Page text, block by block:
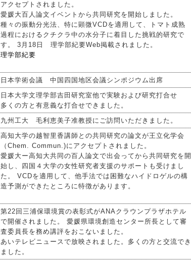
アクセプトされました。
愛媛大百人論文イベントから共同研究を開始しました。
種々の振動分光法、特に顕微VCDを適用して、トマト成熟
過程におけるクチクラ中の水分子に着目した挑戦的研究で
す。 3月18日 理学部紀要Web掲載されました。
理学部紀要
日本学術会議 中国四国地区会議シンポジウム出席
日本大学文理学部吉田研究室他で実験および研究打合せ
多くの方と有意義な打合せできました。
九州工大 毛利恵美子准教授にご訪問いただきました。
高知大学の越智里香講師との共同研究の論文が王立化学会
（Chem. Commun.)にアクセプトされました。
愛媛大ー高知大共同の百人論文で出会ってから共同研究を開
始し、四国４大学の女性研究者支援のサポートも受けまし
た。 VCDを適用して、他手法では困難なハイドロゲルの構
造予測ができたところに特徴があります。
第22回三浦保環境賞の表彰式がANAクラウンプラザホテル
で開催されました。 愛媛県環境創造センター所長として審
査委員長を務め講評をおこないました。
あいテレビニュースで放映されました。多くの方と交流でき
ました。